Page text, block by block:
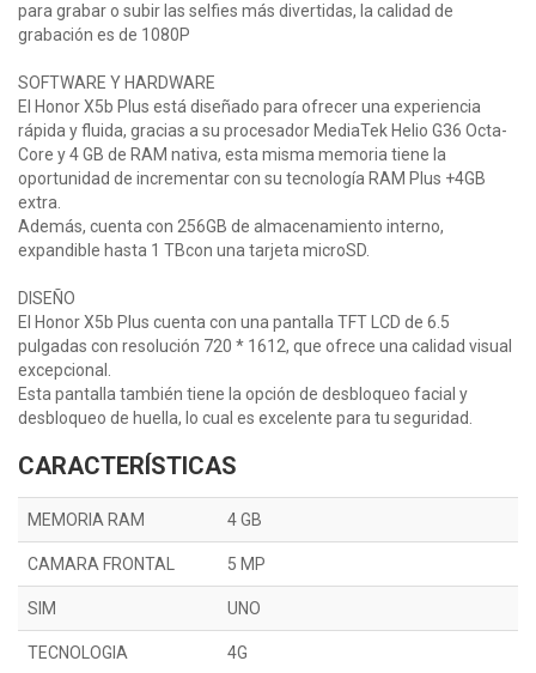
para grabar o subir las selfies más divertidas, la calidad de
grabación es de 1080P
SOFTWARE Y HARDWARE
El Honor X5b Plus está diseñado para ofrecer una experiencia
rápida y fluida, gracias a su procesador MediaTek Helio G36 Octa-
Core y 4 GB de RAM nativa, esta misma memoria tiene la
oportunidad de incrementar con su tecnología RAM Plus +4GB
extra.
Además, cuenta con 256GB de almacenamiento interno,
expandible hasta 1 TBcon una tarjeta microSD.
DISEÑO
El Honor X5b Plus cuenta con una pantalla TFT LCD de 6.5
pulgadas con resolución 720 * 1612, que ofrece una calidad visual
excepcional.
Esta pantalla también tiene la opción de desbloqueo facial y
desbloqueo de huella, lo cual es excelente para tu seguridad.
CARACTERÍSTICAS
MEMORIA RAM 4 GB
CAMARA FRONTAL 5 MP
SIM UNO
TECNOLOGIA 4G